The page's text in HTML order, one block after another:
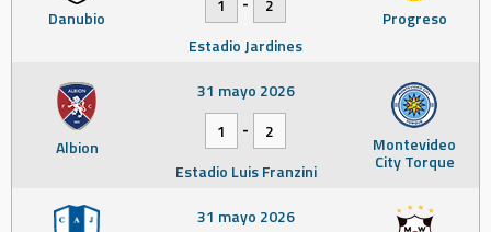
Danubio Progreso
Estadio Jardines
Albion Montevideo
City Torque
31 mayo 2026
1
-
2
Estadio Luis Franzini
31 mayo 2026